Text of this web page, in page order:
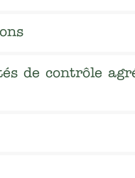
de contrôle